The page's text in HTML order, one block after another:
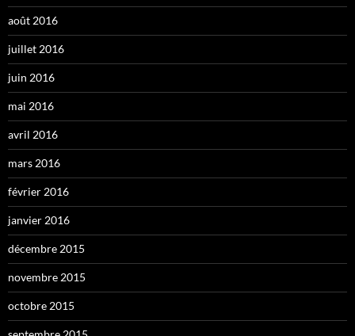
août 2016
juillet 2016
juin 2016
mai 2016
avril 2016
mars 2016
février 2016
janvier 2016
décembre 2015
novembre 2015
octobre 2015